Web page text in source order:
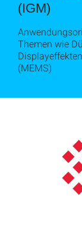
(IGM)
Themen wie
(MEMS)